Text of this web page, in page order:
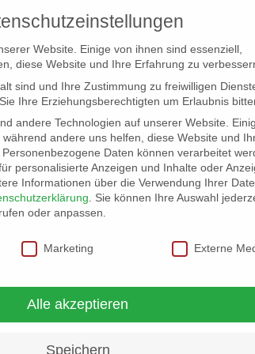
SCOUT ELB-LOCATION: PANORAMA
Website. Einige von ihnen sind essenziell,
diese Website und Ihre Erfahrung zu
sind und Ihre Zustimmung zu freiwilligen
Ihre Erziehungsberechtigten um Erlaubnis
andere Technologien auf unserer Website.
andere uns helfen, diese Website und
Personenbezogene Daten können verarbeitet
personalisierte Anzeigen und Inhalte oder
Informationen über die Verwendung Ihrer
Sie können Ihre Auswahl
oder anpassen.
Marketing Externe
Alle akzeptieren
Speichern